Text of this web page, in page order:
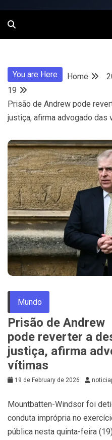
You are Here Home
19
Prisão de Andrew pode
justiça, afirma advogado das
Mundo
Prisão de Andrew
pode reverter a
justiça, afirma
vítimas
19 de February de 2026
Mountbatten-Windsor foi
conduta imprópria no
pública nesta quinta-feira